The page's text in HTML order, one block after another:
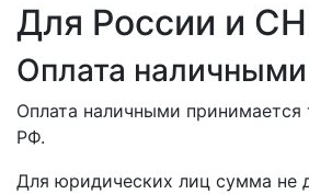
Для России и
Оплата наличными
Оплата наличными принимается
РФ.
Для юридических лиц сумма не